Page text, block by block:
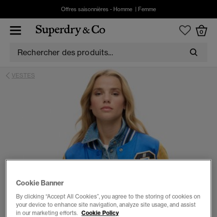
Offres saisonnières - Homme Femme
0
VESTES
Cookie Banner
By clicking “Accept All Cookies”, you agree to the storing of cookies on
your device to enhance site navigation, analyze site usage, and assist
in our marketing efforts. Cookie Policy